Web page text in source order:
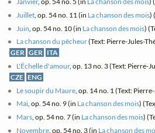
Juillet, op. 54 no. 11 (in La chanson des mois)
Juin , op. 54 no. 10 (in La chanson des mois)
La chanson du pêcheur(Text: Pierre-Jules-
GER GER ITA
L'Échelle d'amour, op. 13 no. 3 (Text: Pierre-
CZE ENG
Le soupir du Maure , op. 14 no. 1 (Text:
Mai, op. 54 no. 9 (in La chanson des mois)
Mars, op. 54 no. 7 (in La chanson des mois)
Novembre , op. 54 no. 3 (in La chanson des